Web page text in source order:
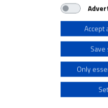
Talitha Kum alerta de cómo
hacen a las personas más
Use limited data to select
Create profiles for
Use profiles to select
Accept
Save
Only